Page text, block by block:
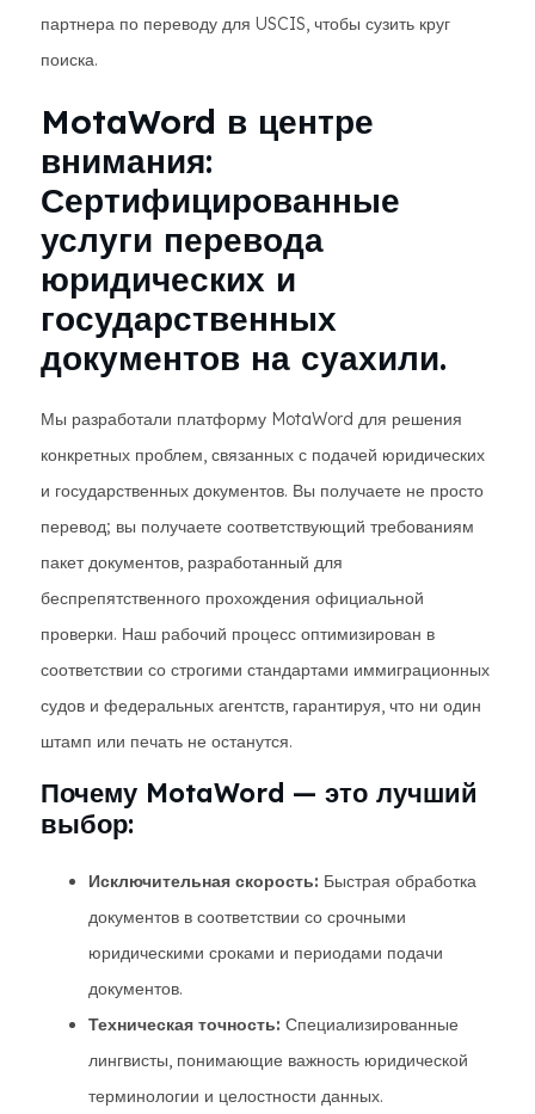
партнера по переводу для USCIS, чтобы сузить круг
поиска.
MotaWord в центре
внимания:
Сертифицированные
услуги перевода
юридических и
государственных
документов на суахили.
Мы разработали платформу MotaWord для решения
конкретных проблем, связанных с подачей юридических
и государственных документов. Вы получаете не просто
перевод; вы получаете соответствующий требованиям
пакет документов, разработанный для
беспрепятственного прохождения официальной
проверки. Наш рабочий процесс оптимизирован в
соответствии со строгими стандартами иммиграционных
судов и федеральных агентств, гарантируя, что ни один
штамп или печать не останутся.
Почему MotaWord — это лучший
выбор:
Исключительная скорость: Быстрая обработка
документов в соответствии со срочными
юридическими сроками и периодами подачи
документов.
Техническая точность: Специализированные
лингвисты, понимающие важность юридической
терминологии и целостности данных.